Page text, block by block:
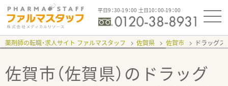
平日9：30-19：00 土日10：00-19：00
薬剤師の転職・求人サイト ファルマスタッフ 佐賀県 佐賀市 ドラッグ
佐賀市（佐賀県）のドラッグ